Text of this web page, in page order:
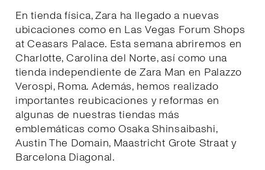
En tienda física, Zara ha llegado a nuevas
ubicaciones como en Las Vegas Forum Shops
at Ceasars Palace. Esta semana abriremos en
Charlotte, Carolina del Norte, así como una
tienda independiente de Zara Man en Palazzo
Verospi, Roma. Además, hemos realizado
importantes reubicaciones y reformas en
algunas de nuestras tiendas más
emblemáticas como Osaka Shinsaibashi,
Austin The Domain, Maastricht Grote Straat y
Barcelona Diagonal.